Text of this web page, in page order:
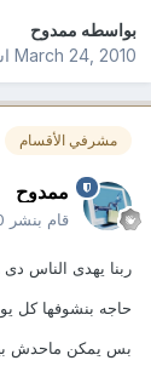
بواسطهممدوح
March 24, 2010
مشرفي الأقسام
ممدوح
قام بنشر
ربنا يهدى الناس دى
حاجه بنشوفها كل
بس يمكن ماحدش